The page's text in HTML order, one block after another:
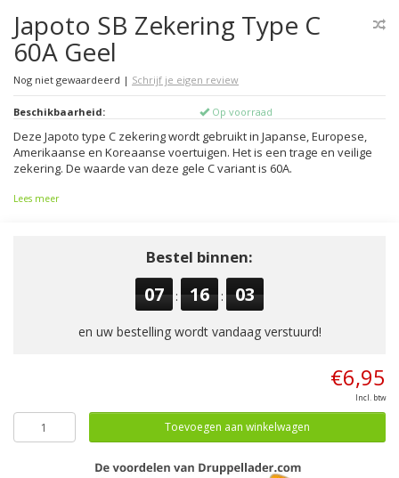
Japoto SB Zekering Type C
60A Geel
Nog niet gewaardeerd | Schrijf je eigen review
Beschikbaarheid: Op voorraad
Deze Japoto type C zekering wordt gebruikt in Japanse, Europese,
Amerikaanse en Koreaanse voertuigen. Het is een trage en veilige
zekering. De waarde van deze gele C variant is 60A.
Lees meer
Bestel binnen:
07 : 16 : 03
en uw bestelling wordt vandaag verstuurd!
€6,95
Incl. btw
Toevoegen aan winkelwagen